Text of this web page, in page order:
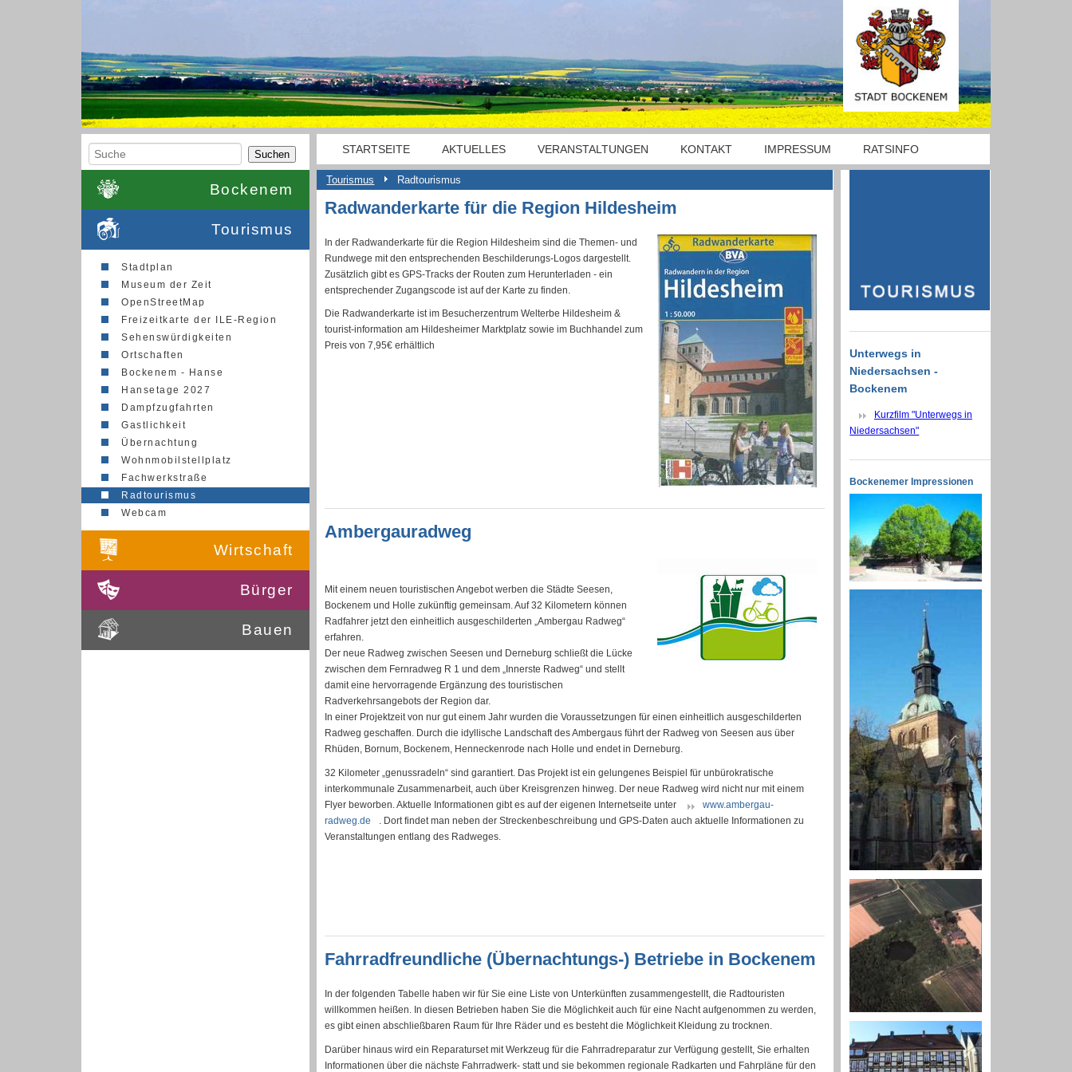
Suchen STARTSEITE AKTUELLES VERANSTALTUNGEN KONTAKT IMPRESSUM RATSINFO
Bockenem
Tourismus
Stadtplan
Museum der Zeit
OpenStreetMap
Freizeitkarte der ILE-Region
Sehenswürdigkeiten
Ortschaften
Bockenem - Hanse
Hansetage 2027
Dampfzugfahrten
Gastlichkeit
Übernachtung
Wohnmobilstellplatz
Fachwerkstraße
Radtourismus
Webcam
Wirtschaft
Bürger
Bauen
Tourismus Radtourismus
Radwanderkarte für die Region Hildesheim
In der Radwanderkarte für die Region Hildesheim sind die Themen- und
Rundwege mit den entsprechenden Beschilderungs-Logos dargestellt.
Zusätzlich gibt es GPS-Tracks der Routen zum Herunterladen - ein
entsprechender Zugangscode ist auf der Karte zu finden.
Die Radwanderkarte ist im Besucherzentrum Welterbe Hildesheim &
tourist-information am Hildesheimer Marktplatz sowie im Buchhandel zum
Preis von 7,95€ erhältlich
Ambergauradweg
Mit einem neuen touristischen Angebot werben die Städte Seesen,
Bockenem und Holle zukünftig gemeinsam. Auf 32 Kilometern können
Radfahrer jetzt den einheitlich ausgeschilderten „Ambergau Radweg“
erfahren.
Der neue Radweg zwischen Seesen und Derneburg schließt die Lücke
zwischen dem Fernradweg R 1 und dem „Innerste Radweg“ und stellt
damit eine hervorragende Ergänzung des touristischen
Radverkehrsangebots der Region dar.
In einer Projektzeit von nur gut einem Jahr wurden die Voraussetzungen für einen einheitlich ausgeschilderten
Radweg geschaffen. Durch die idyllische Landschaft des Ambergaus führt der Radweg von Seesen aus über
Rhüden, Bornum, Bockenem, Henneckenrode nach Holle und endet in Derneburg.
32 Kilometer „genussradeln“ sind garantiert. Das Projekt ist ein gelungenes Beispiel für unbürokratische
interkommunale Zusammenarbeit, auch über Kreisgrenzen hinweg. Der neue Radweg wird nicht nur mit einem
Flyer beworben. Aktuelle Informationen gibt es auf der eigenen Internetseite unter
www.ambergau-
radweg.de
. Dort findet man neben der Streckenbeschreibung und GPS-Daten auch aktuelle Informationen zu
Veranstaltungen entlang des Radweges.
Fahrradfreundliche (Übernachtungs-) Betriebe in Bockenem
In der folgenden Tabelle haben wir für Sie eine Liste von Unterkünften zusammengestellt, die Radtouristen
willkommen heißen. In diesen Betrieben haben Sie die Möglichkeit auch für eine Nacht aufgenommen zu werden,
es gibt einen abschließbaren Raum für Ihre Räder und es besteht die Möglichkeit Kleidung zu trocknen.
Darüber hinaus wird ein Reparaturset mit Werkzeug für die Fahrradreparatur zur Verfügung gestellt, Sie erhalten
Informationen über die nächste Fahrradwerk- statt und sie bekommen regionale Radkarten und Fahrpläne für den
Unterwegs in
Niedersachsen -
Bockenem
Kurzfilm "Unterwegs in
Niedersachsen"
Bockenemer Impressionen